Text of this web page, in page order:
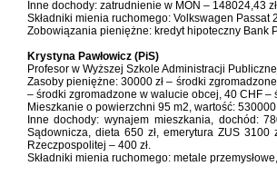
Inne dochody: zatrudnienie w MON – 148024,43
Składniki mienia ruchomego: Volkswagen Passat
Zobowiązania pieniężne: kredyt hipoteczny Bank
Krystyna Pawłowicz (PiS)
Profesor w Wyższej Szkole Administracji
Zasoby pieniężne: 30000 zł – środki
– środki zgromadzone w walucie obcej, 40 CHF
Mieszkanie o powierzchni 95 m2, wartość:
Inne dochody: wynajem mieszkania, dochód:
Sądownicza, dieta 650 zł, emerytura ZUS 3100
Rzeczpospolitej – 400 zł.
Składniki mienia ruchomego: metale